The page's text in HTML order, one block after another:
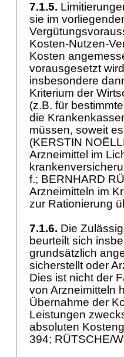
7.1.5.
sie im
Kosten-Nutzen-
Kosten
vorausgesetzt
insbesondere
Kriterium der
(z.B. für
die
müssen, soweit
(KERSTIN
Arzneimittel im
f.; BERNHARD
Arzneimitteln im
zur Rationierung
7.1.6. Die
beurteilt sich
grundsätzlich
sicherstellt oder
Dies ist nicht der
von Arzneimitteln
Übernahme der
Leistungen
absoluten
394; RÜTSCHE/